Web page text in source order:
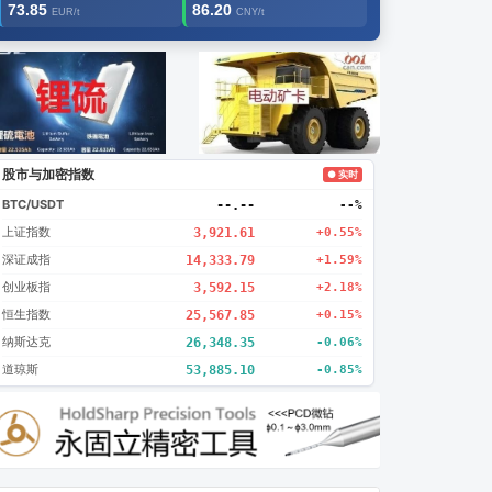
73.85 EUR/t 86.20 CNY/t
2 创新
股市与加密指数 ● 实时
BTC/USDT --.-- --%
上证指数 3,921.61 +0.55%
深证成指 14,333.79 +1.59%
创业板指 3,592.15 +2.18%
恒生指数 25,567.85 +0.15%
纳斯达克 26,348.35 -0.06%
道琼斯 53,885.10 -0.85%